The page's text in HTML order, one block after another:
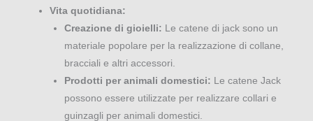
Vita quotidiana:
Creazione di gioielli: Le catene di jack sono un
materiale popolare per la realizzazione di collane,
bracciali e altri accessori.
Prodotti per animali domestici: Le catene Jack
possono essere utilizzate per realizzare collari e
guinzagli per animali domestici.